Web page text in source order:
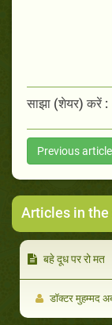
साझा (शेयर) करें :
Previous article
Articles in
बहे दूध पर रो मत
डॉक्टर मुहम्मद